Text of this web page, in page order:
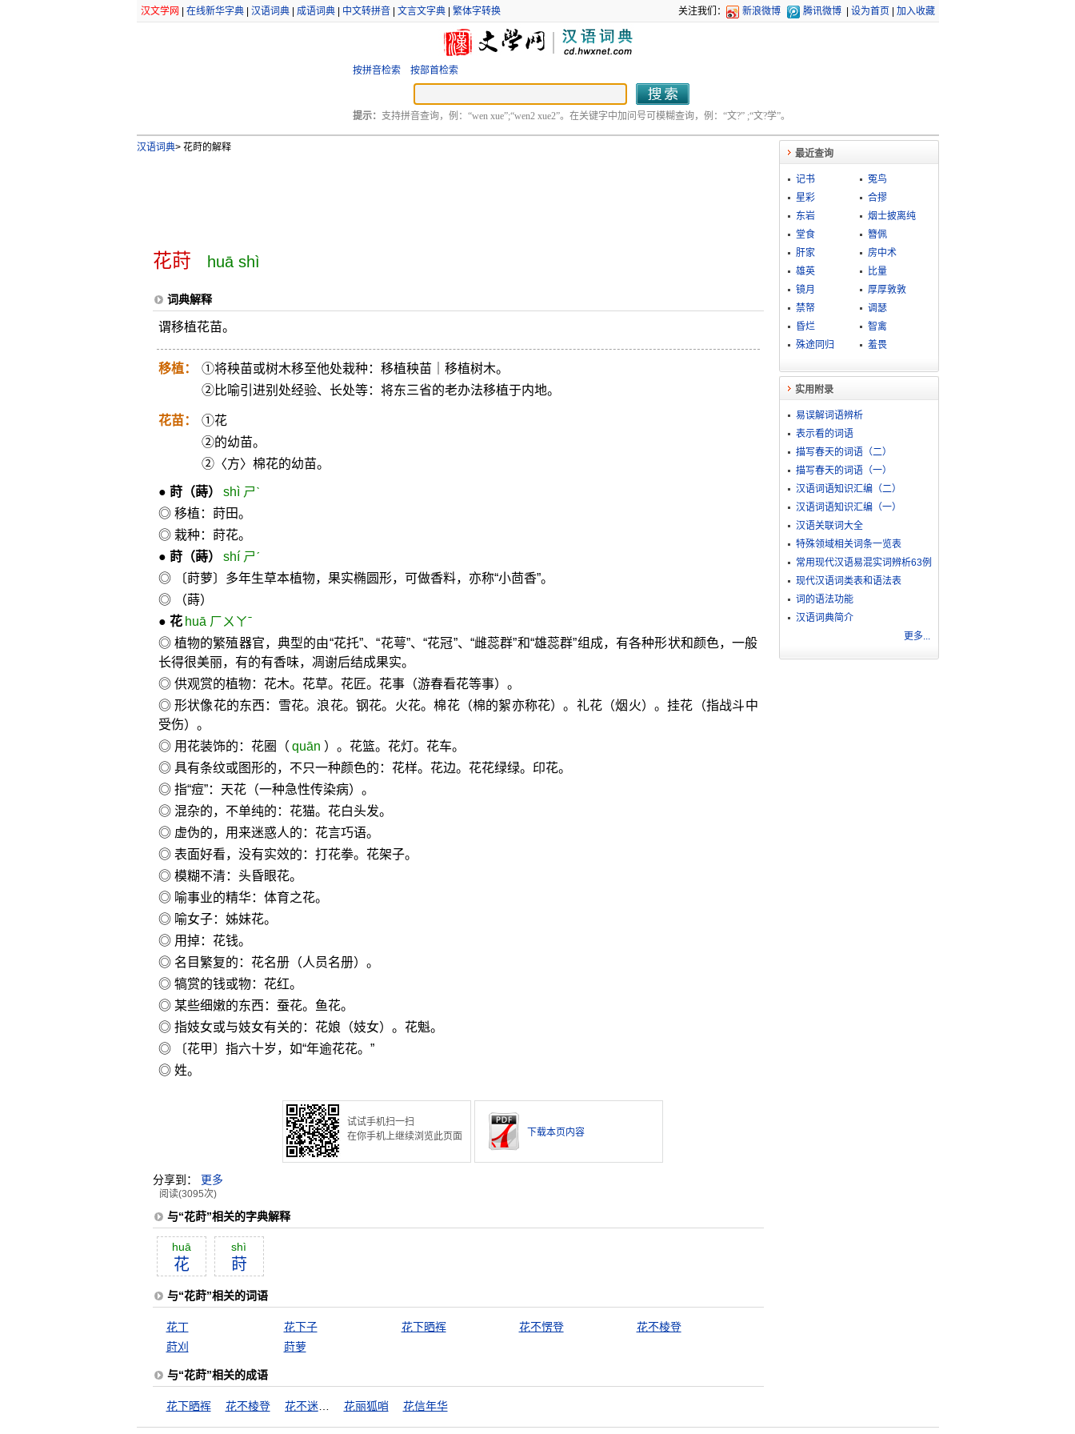
汉文学网 在线新华字典| 汉语词典| 成语词典| 中文转拼音| 文言文字典| 繁体字转换 关注我们： 新浪微博 腾讯微博 设为首页 加入收藏
按拼音检索 按部首检索
提示： 支持拼音查询，例：“wen xue”;“wen2 xue2”。在关键字中加问号可模糊查询，例：“文?” ;“文?学”。
汉语词典>花莳的解释
花莳 huā shì
词典解释
谓移植花苗。
移植：
①将秧苗或树木移至他处栽种：移植秧苗｜移植树木。
②比喻引进别处经验、长处等：将东三省的老办法移植于内地。
花苗：
①花
②的幼苗。
②〈方〉棉花的幼苗。
● 莳（蒔）
shì ㄕˋ
◎ 移植：莳田。
◎ 栽种：莳花。
● 莳（蒔）
shí ㄕˊ
◎ 〔莳萝〕多年生草本植物，果实椭圆形，可做香料，亦称“小茴香”。
◎ （蒔）
● 花 huā ㄏㄨㄚˉ
◎ 植物的繁殖器官，典型的由“花托”、“花萼”、“花冠”、“雌蕊群”和“雄蕊群”组成，有各种形状和颜色，一般
长得很美丽，有的有香味，凋谢后结成果实。
◎ 供观赏的植物：花木。花草。花匠。花事（游春看花等事）。
◎ 形状像花的东西：雪花。浪花。钢花。火花。棉花（棉的絮亦称花）。礼花（烟火）。挂花（指战斗中
受伤）。
◎ 用花装饰的：花圈（ quān ）。花篮。花灯。花车。
◎ 具有条纹或图形的，不只一种颜色的：花样。花边。花花绿绿。印花。
◎ 指“痘”：天花（一种急性传染病）。
◎ 混杂的，不单纯的：花猫。花白头发。
◎ 虚伪的，用来迷惑人的：花言巧语。
◎ 表面好看，没有实效的：打花拳。花架子。
◎ 模糊不清：头昏眼花。
◎ 喻事业的精华：体育之花。
◎ 喻女子：姊妹花。
◎ 用掉：花钱。
◎ 名目繁复的：花名册（人员名册）。
◎ 犒赏的钱或物：花红。
◎ 某些细嫩的东西：蚕花。鱼花。
◎ 指妓女或与妓女有关的：花娘（妓女）。花魁。
◎ 〔花甲〕指六十岁，如“年逾花花。”
◎ 姓。
试试手机扫一扫
在你手机上继续浏览此页面
下载本页内容
分享到： 更多
阅读(3095次)
与“花莳”相关的字典解释
huā
花
shì
莳
与“花莳”相关的词语
花丁 花下子 花下晒裈 花不愣登
花不棱登
莳刈
莳萝
与“花莳”相关的成语
花下晒裈 花不棱登 花丽狐哨 花信年华
最近查询
记书
冤鸟
星彩
合摎
东岩
烟士披离纯
堂食
簪佩
肝家
房中术
雄英
比量
镜月
厚厚敦敦
禁帑
调瑟
昏烂
智禽
殊途同归
羞畏
实用附录
易误解词语辨析
表示看的词语
描写春天的词语（二）
描写春天的词语（一）
汉语词语知识汇编（二）
汉语词语知识汇编（一）
汉语关联词大全
特殊领域相关词条一览表
常用现代汉语易混实词辨析63例
现代汉语词类表和语法表
词的语法功能
汉语词典简介
更多...